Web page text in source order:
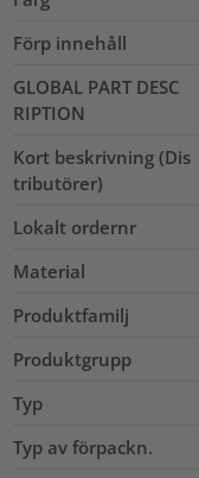
Förp innehåll
GLOBAL PART DESC
RIPTION
Kort beskrivning (Dis
tributörer)
Lokalt ordernr
Material
Produktfamilj
Produktgrupp
Typ
Typ av förpackn.